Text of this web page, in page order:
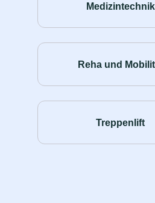
Medizintechnik
Reha und
Treppenlift